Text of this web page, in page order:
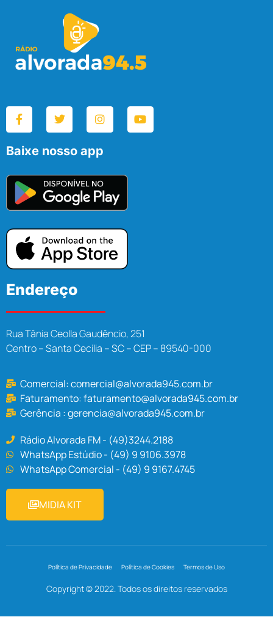
Baixe nosso app
Endereço
Rua Tânia Ceolla Gaudêncio, 251
Centro – Santa Cecília – SC – CEP – 89540-000
Comercial:comercial@alvorada945.com.br
Faturamento:faturamento@alvorada945.com.br
Gerência :gerencia@alvorada945.com.br
Rádio Alvorada FM - (49)3244.2188
WhatsApp Estúdio - (49) 9 9106.3978
WhatsApp Comercial - (49) 9 9167.4745
MIDIA KIT
Política de Privacidade Política de Cookies Termos de Uso
Copyright © 2022. Todos os direitos reservados